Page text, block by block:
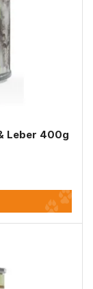
Leber 400g